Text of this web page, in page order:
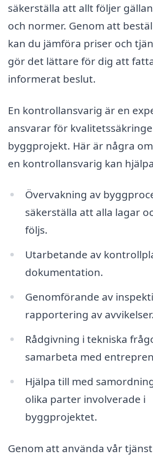
säkerställa att allt följer
och normer. Genom att
kan du jämföra priser och
gör det lättare för dig att
informerat beslut.
En kontrollansvarig är en
ansvarar för
byggprojekt. Här är några
en kontrollansvarig kan
Övervakning av
säkerställa att alla lagar
följs.
Utarbetande av
dokumentation.
Genomförande av
rapportering av avvikelser.
Rådgivning i tekniska
samarbeta med
Hjälpa till med
olika parter involverade i
byggprojektet.
Genom att använda vår